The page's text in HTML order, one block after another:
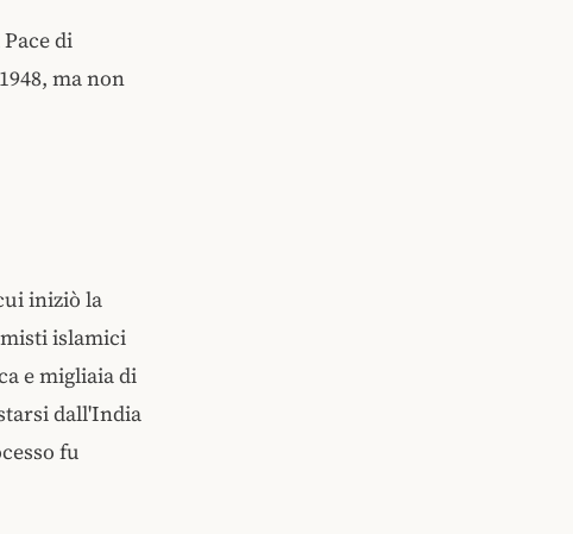
di
ma non
iniziò la
islamici
e migliaia di
dall'India
fu